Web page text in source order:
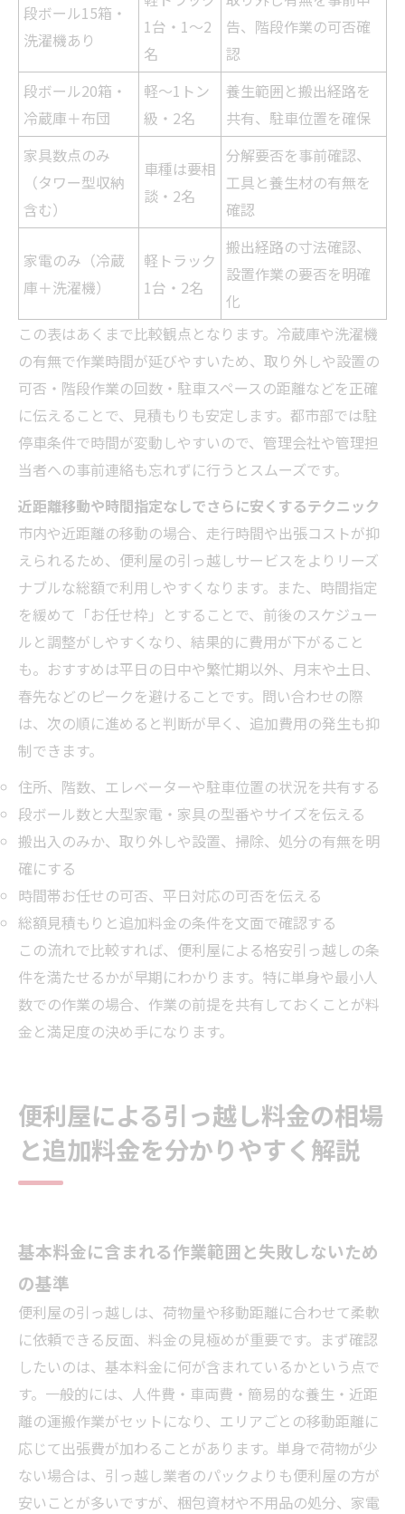
段ボール15箱・
洗濯機あり
1台・1～2
名
告、階段作業の可否確
認
段ボール20箱・
冷蔵庫＋布団
軽～1トン
級・2名
養生範囲と搬出経路を
共有、駐車位置を確保
家具数点のみ
（タワー型収納
含む）
車種は要相
談・2名
分解要否を事前確認、
工具と養生材の有無を
確認
家電のみ（冷蔵
庫＋洗濯機）
軽トラック
1台・2名
搬出経路の寸法確認、
設置作業の要否を明確
化
この表はあくまで比較観点となります。冷蔵庫や洗濯機
の有無で作業時間が延びやすいため、取り外しや設置の
可否・階段作業の回数・駐車スペースの距離などを正確
に伝えることで、見積もりも安定します。都市部では駐
停車条件で時間が変動しやすいので、管理会社や管理担
当者への事前連絡も忘れずに行うとスムーズです。
近距離移動や時間指定なしでさらに安くするテクニック
市内や近距離の移動の場合、走行時間や出張コストが抑
えられるため、便利屋の引っ越しサービスをよりリーズ
ナブルな総額で利用しやすくなります。また、時間指定
を緩めて「お任せ枠」とすることで、前後のスケジュー
ルと調整がしやすくなり、結果的に費用が下がること
も。おすすめは平日の日中や繁忙期以外、月末や土日、
春先などのピークを避けることです。問い合わせの際
は、次の順に進めると判断が早く、追加費用の発生も抑
制できます。
住所、階数、エレベーターや駐車位置の状況を共有する
段ボール数と大型家電・家具の型番やサイズを伝える
搬出入のみか、取り外しや設置、掃除、処分の有無を明
確にする
時間帯お任せの可否、平日対応の可否を伝える
総額見積もりと追加料金の条件を文面で確認する
この流れで比較すれば、便利屋による格安引っ越しの条
件を満たせるかが早期にわかります。特に単身や最小人
数での作業の場合、作業の前提を共有しておくことが料
金と満足度の決め手になります。
便利屋による引っ越し料金の相場
と追加料金を分かりやすく解説
基本料金に含まれる作業範囲と失敗しないため
の基準
便利屋の引っ越しは、荷物量や移動距離に合わせて柔軟
に依頼できる反面、料金の見極めが重要です。まず確認
したいのは、基本料金に何が含まれているかという点で
す。一般的には、人件費・車両費・簡易的な養生・近距
離の運搬作業がセットになり、エリアごとの移動距離に
応じて出張費が加わることがあります。単身で荷物が少
ない場合は、引っ越し業者のパックよりも便利屋の方が
安いことが多いですが、梱包資材や不用品の処分、家電